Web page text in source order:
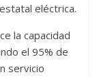
eléctrica.
la capacidad
el 95% de
servicio